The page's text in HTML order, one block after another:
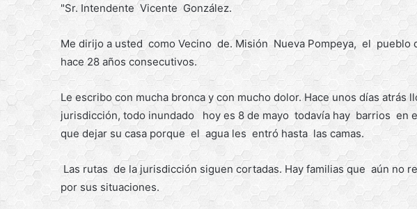
"Sr. Intendente Vicente González.
Me dirijo a usted como Vecino de. Misión Nueva Pompeya, el pueblo
hace 28 años consecutivos.
Le escribo con mucha bronca y con mucho dolor. Hace unos días
jurisdicción, todo inundado hoy es 8 de mayo todavía hay barrios en
que dejar su casa porque el agua les entró hasta las camas.
Las rutas de la jurisdicción siguen cortadas. Hay familias que aún no
por sus situaciones.